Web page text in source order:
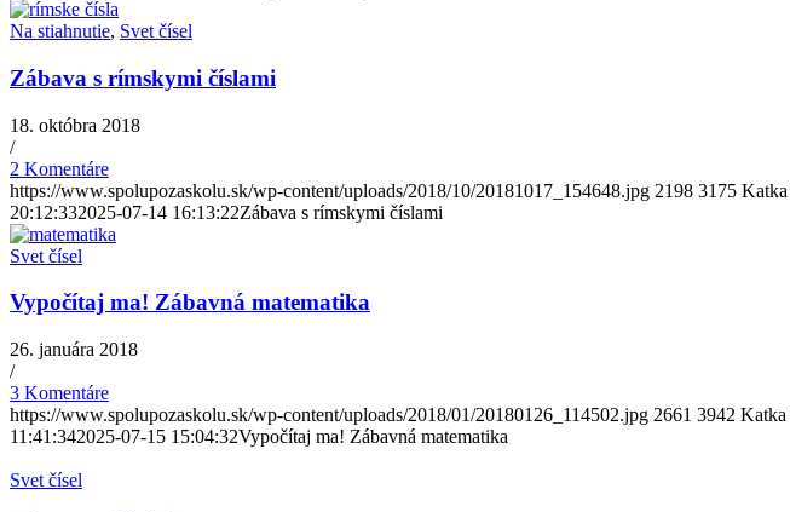
Na stiahnutie, Svet čísel
Zábava s rímskymi číslami
18. októbra 2018
/
2 Komentáre
https://www.spolupozaskolu.sk/wp-content/uploads/2018/10/20181017_154648.jpg 2198 3175 Katka
20:12:332025-07-14 16:13:22Zábava s rímskymi číslami
Svet čísel
Vypočítaj ma! Zábavná matematika
26. januára 2018
/
3 Komentáre
https://www.spolupozaskolu.sk/wp-content/uploads/2018/01/20180126_114502.jpg 2661 3942 Katka
11:41:342025-07-15 15:04:32Vypočítaj ma! Zábavná matematika
Svet čísel